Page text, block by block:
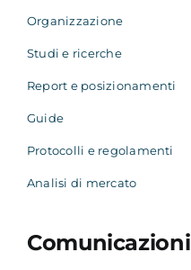
Organizzazione
Studi e ricerche
Report e posizionamenti
Guide
Protocolli e regolamenti
Analisi di mercato
Comunicazioni